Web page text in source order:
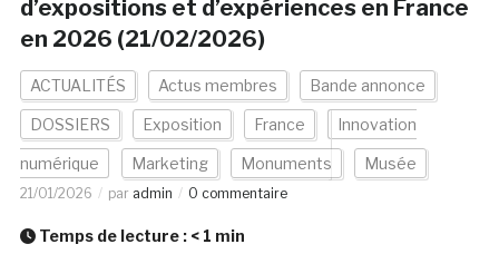
d’expositions et d’expériences en France
en 2026 (21/02/2026)
ACTUALITÉS Actus membres Bande annonce
DOSSIERS Exposition France Innovation
numérique Marketing Monuments Musée
21/01/2026 par admin 0 commentaire
Temps de lecture : < 1 min